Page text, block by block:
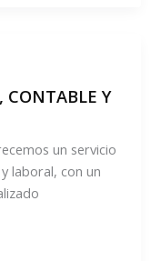
CONTABLE Y
un servicio
laboral, con un